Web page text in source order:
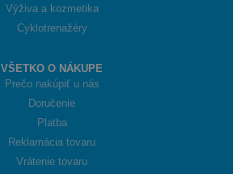
Výživa a kozmetika
Cyklotrenažéry
VŠETKO O NÁKUPE
Prečo nakúpiť u nás
Doručenie
Platba
Reklamácia tovaru
Vrátenie tovaru